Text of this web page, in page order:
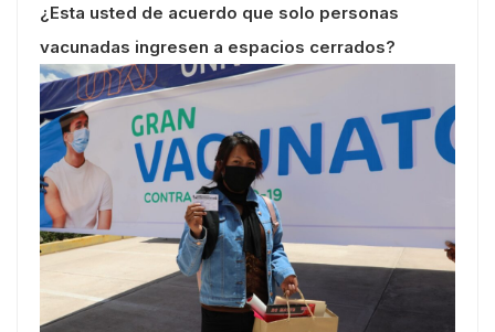
¿Esta usted de acuerdo que solo personas
vacunadas ingresen a espacios cerrados?